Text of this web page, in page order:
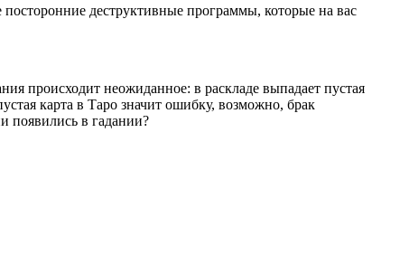
деструктивные программы, которые на вас
происходит неожиданное: в раскладе выпадает пустая
карта в Таро значит ошибку, возможно, брак
появились в гадании?